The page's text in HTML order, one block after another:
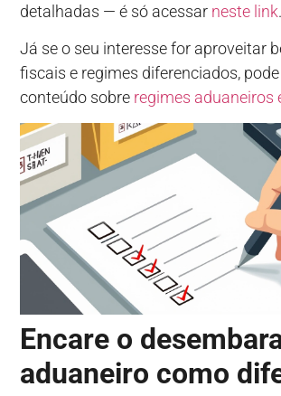
detalhadas — é só acessar neste link.
Já se o seu interesse for aproveitar
fiscais e regimes diferenciados,
conteúdo sobre regimes aduaneiros
Encare o
aduaneiro como